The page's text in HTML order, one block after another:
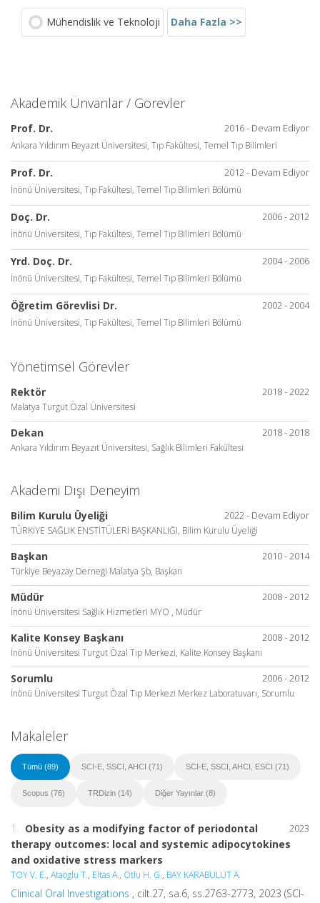
Mühendislik ve Teknoloji Daha Fazla >>
Akademik Ünvanlar / Görevler
2016 - Devam Ediyor
Prof. Dr.
Ankara Yıldırım Beyazıt Üniversitesi, Tıp Fakültesi, Temel Tıp Bilimleri
2012 - Devam Ediyor
Prof. Dr.
İnönü Üniversitesi, Tıp Fakültesi, Temel Tıp Bilimleri Bölümü
2006 - 2012
Doç. Dr.
İnönü Üniversitesi, Tıp Fakültesi, Temel Tıp Bilimleri Bölümü
2004 - 2006
Yrd. Doç. Dr.
İnönü Üniversitesi, Tıp Fakültesi, Temel Tıp Bilimleri Bölümü
2002 - 2004
Öğretim Görevlisi Dr.
İnönü Üniversitesi, Tıp Fakültesi, Temel Tıp Bilimleri Bölümü
Yönetimsel Görevler
2018 - 2022
Rektör
Malatya Turgut Özal Üniversitesi
2018 - 2018
Dekan
Ankara Yıldırım Beyazıt Üniversitesi, Sağlık Bilimleri Fakültesi
Akademi Dışı Deneyim
2022 - Devam Ediyor
Bilim Kurulu Üyeliği
TÜRKİYE SAĞLIK ENSTİTÜLERİ BAŞKANLIĞI, Bilim Kurulu Üyeliği
2010 - 2014
Başkan
Türkiye Beyazay Derneği Malatya Şb, Başkan
2008 - 2012
Müdür
İnönü Üniversitesi Sağlık Hizmetleri MYO , Müdür
2008 - 2012
Kalite Konsey Başkanı
İnönü Üniversitesi Turgut Özal Tıp Merkezi, Kalite Konsey Başkanı
2006 - 2012
Sorumlu
İnönü Üniversitesi Turgut Özal Tıp Merkezi Merkez Laboratuvarı, Sorumlu
Makaleler
Tümü (89) SCI-E, SSCI, AHCI (71) SCI-E, SSCI, AHCI, ESCI (71)
Scopus (76) TRDizin (14) Diğer Yayınlar (8)
2023
1. Obesity as a modifying factor of periodontal
therapy outcomes: local and systemic adipocytokines
and oxidative stress markers
TOY V. E., Ataoglu T., Eltas A., Otlu H. G., BAY KARABULUT A.
Clinical Oral Investigations , cilt.27, sa.6, ss.2763-2773, 2023 (SCI-